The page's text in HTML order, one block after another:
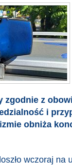
zgodnie z
i
obniża
wczoraj na